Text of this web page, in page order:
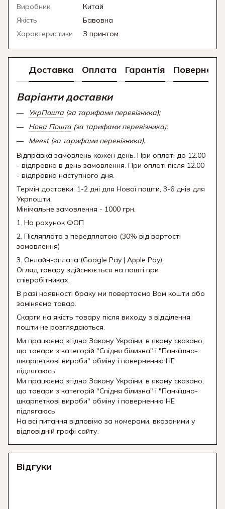
Виробник
Китай
Якість
Бавовна
Характеристики
З принтом
Доставка Оплата Гарантія
Варіанти доставки
УкрПошта (за тарифами перевізника);
Нова Пошта (за тарифами перевізника);
Meest (за тарифами перевізника).
Відправка замовлень кожен день. При оплаті до 12.00
- відправка в день замовлення. При оплаті після 12.00
- відправка наступного дня.
Термін доставки: 1-2 дні для Нової пошти, 3-6 днів для
Укрпошти.
Мінімальне замовлення - 1000 грн.
1. На рахунок ФОП
2. Післяплата з передплатою (30% від вартості
замовлення)
3. Онлайн-оплата (Google Pay | Apple Pay).
Огляд товару здійснюється на пошті при
співробітниках.
В разі наявності браку ми повертаємо Вам кошти або
заміняємо товар.
Скарги на якість товару після виходу з відділення
пошти не розглядаються.
Ми працюємо згідно Закону України, в якому сказано,
що товари з категорій "Спідня білизна" і "Панчішно-
шкарпеткові вироби" обміну і поверненню НЕ
підлягаюсь.
Ми працюємо згідно Закону України, в якому сказано,
що товари з категорій "Спідня білизна" і "Панчішно-
шкарпеткові вироби" обміну і поверненню НЕ
підлягаюсь.
На всі питання відповімо за номерами, вказаними у
відповідній графі сайту.
Відгуки